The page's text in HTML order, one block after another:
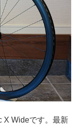
X Wideです。最新